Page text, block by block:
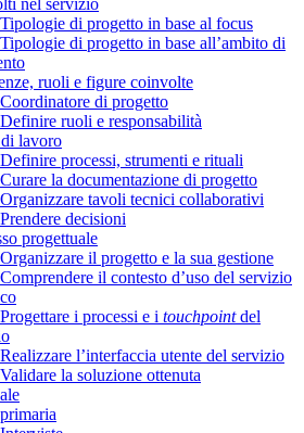
nel servizio
di progetto in base al focus
di progetto in base all’ambito di
ruoli e figure coinvolte
di progetto
ruoli e responsabilità
lavoro
processi, strumenti e rituali
la documentazione di progetto
tavoli tecnici collaborativi
decisioni
progettuale
il progetto e la sua gestione
il contesto d’uso del servizio
i processi e i touchpointdel
l’interfaccia utente del servizio
la soluzione ottenuta